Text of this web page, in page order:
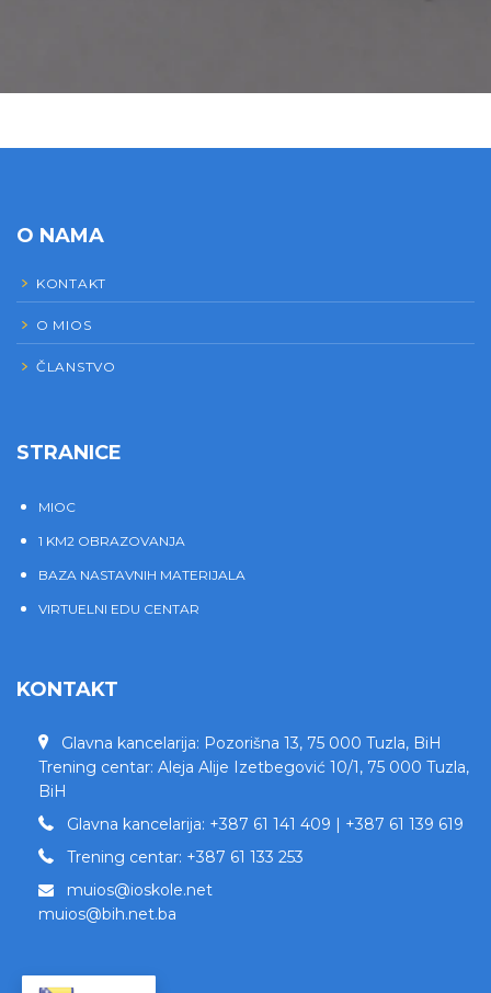
O NAMA
KONTAKT
O MIOS
ČLANSTVO
STRANICE
MIOC
1 KM2 OBRAZOVANJA
BAZA NASTAVNIH MATERIJALA
VIRTUELNI EDU CENTAR
KONTAKT
Glavna kancelarija: Pozorišna 13, 75 000 Tuzla, BiH
Trening centar: Aleja Alije Izetbegović 10/1, 75 000 Tuzla,
BiH
Glavna kancelarija: +387 61 141 409 | +387 61 139 619
Trening centar: +387 61 133 253
muios@ioskole.net
muios@bih.net.ba